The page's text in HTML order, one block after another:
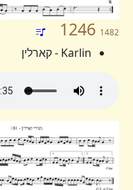
1246 1482
Karlin - קארלין